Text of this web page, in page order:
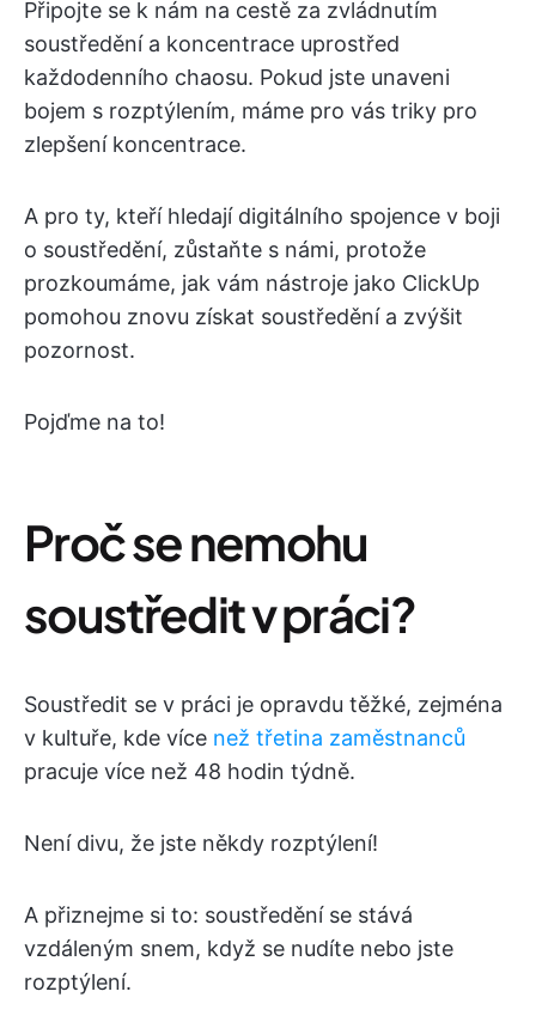
Připojte se k nám na cestě za zvládnutím
soustředění a koncentrace uprostřed
každodenního chaosu. Pokud jste unaveni
bojem s rozptýlením, máme pro vás triky pro
zlepšení koncentrace.
A pro ty, kteří hledají digitálního spojence v boji
o soustředění, zůstaňte s námi, protože
prozkoumáme, jak vám nástroje jako ClickUp
pomohou znovu získat soustředění a zvýšit
pozornost.
Pojďme na to!
Proč se nemohu
soustředit v práci?
Soustředit se v práci je opravdu těžké, zejména
v kultuře, kde více než třetina zaměstnanců
pracuje více než 48 hodin týdně.
Není divu, že jste někdy rozptýlení!
A přiznejme si to: soustředění se stává
vzdáleným snem, když se nudíte nebo jste
rozptýlení.